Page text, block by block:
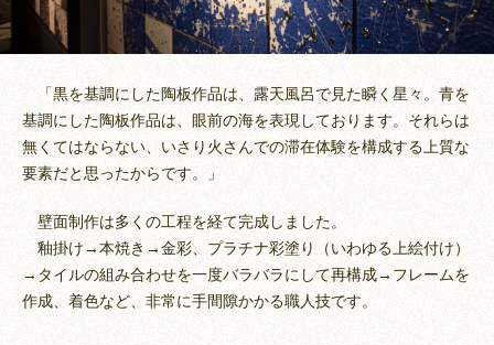
「黒を基調にした陶板作品は、露天風呂で見た瞬く星々。青を
基調にした陶板作品は、眼前の海を表現しております。それらは
無くてはならない、いさり火さんでの滞在体験を構成する上質な
要素だと思ったからです。」
壁面制作は多くの工程を経て完成しました。
釉掛け→本焼き→金彩、プラチナ彩塗り（いわゆる上絵付け）
→タイルの組み合わせを一度バラバラにして再構成→フレームを
作成、着色など、非常に手間隙かかる職人技です。